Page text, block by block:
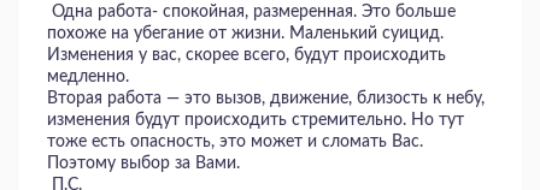
Одна работа- спокойная, размеренная. Это больше
похоже на убегание от жизни. Маленький суицид.
Изменения у вас, скорее всего, будут происходить
медленно.
Вторая работа — это вызов, движение, близость к небу,
изменения будут происходить стремительно. Но тут
тоже есть опасность, это может и сломать Вас.
Поэтому выбор за Вами.
П.С.